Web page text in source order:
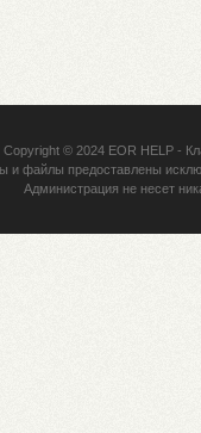
Copyright © 2024 EOR HELP-
и файлы предоставлены
Администрация не несет